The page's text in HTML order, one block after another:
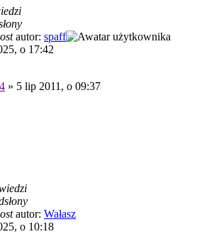
autor: spaff
o 17:42
» 5 lip 2011, o 09:37
autor: Wałasz
o 10:18